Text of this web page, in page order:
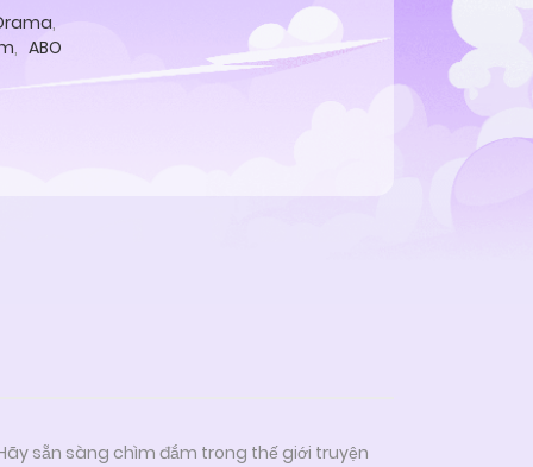
,
, ABO
sẵn sàng chìm đắm trong thế giới truyện